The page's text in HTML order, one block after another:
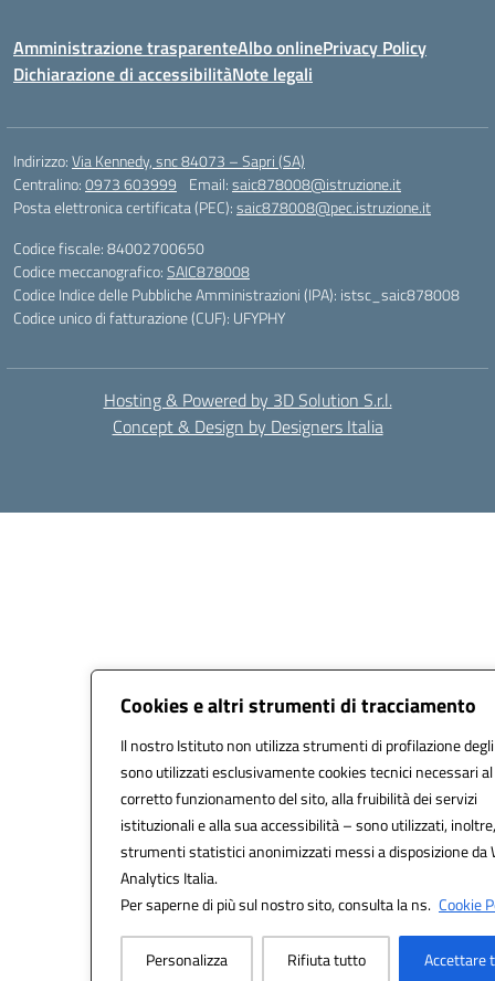
Cookies e altri strumenti di tracciamento
Il nostro Istituto non utilizza strumenti di profilazione
sono utilizzati esclusivamente cookies tecnici necessari al
corretto funzionamento del sito, alla fruibilità dei servizi
istituzionali e alla sua accessibilità – sono utilizzati, inoltre,
strumenti statistici anonimizzati messi a disposizione da
Analytics Italia.
Per saperne di più sul nostro sito, consulta la ns. Cookie
Personalizza Rifiuta tutto Accettare
Amministrazione trasparenteAlbo onlinePrivacy Policy
Dichiarazione di accessibilitàNote legali
Indirizzo:Via Kennedy, snc 84073 – Sapri (SA)
Centralino:0973 603999 Email:saic878008@istruzione.it
Posta elettronica certificata (PEC):saic878008@pec.istruzione.it
Codice fiscale: 84002700650
Codice meccanografico:SAIC878008
Codice Indice delle Pubbliche Amministrazioni (IPA): istsc_saic878008
Codice unico di fatturazione (CUF): UFYPHY
Hosting & Powered by 3D Solution S.r.l.
Concept & Design by Designers Italia